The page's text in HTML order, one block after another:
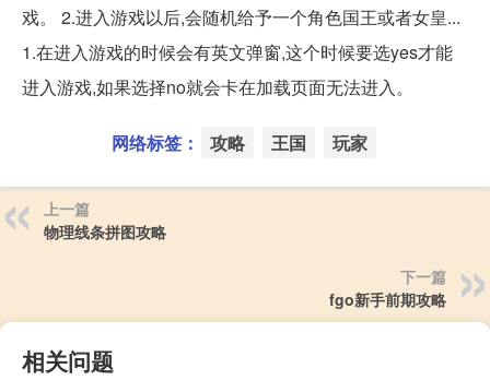
戏。 2.进入游戏以后,会随机给予一个角色国王或者女皇...
1.在进入游戏的时候会有英文弹窗,这个时候要选yes才能
进入游戏,如果选择no就会卡在加载页面无法进入。
网络标签： 攻略 王国 玩家
上一篇
物理线条拼图攻略
下一篇
fgo新手前期攻略
相关问题